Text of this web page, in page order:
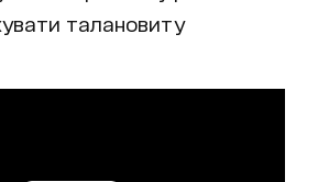
талановиту